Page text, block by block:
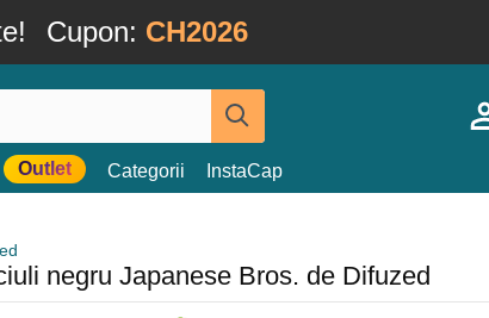
Cupon: CH2026
Outlet Categorii InstaCap
negru Japanese Bros. de Difuzed